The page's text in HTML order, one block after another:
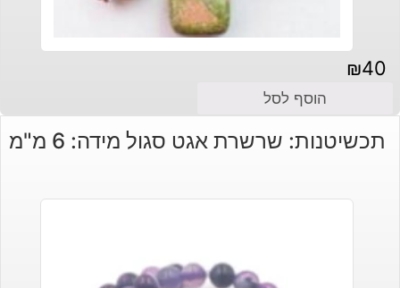
₪40
הוסף לסל
תכשיטנות: שרשרת אגט סגול מידה: 6 מ"מ